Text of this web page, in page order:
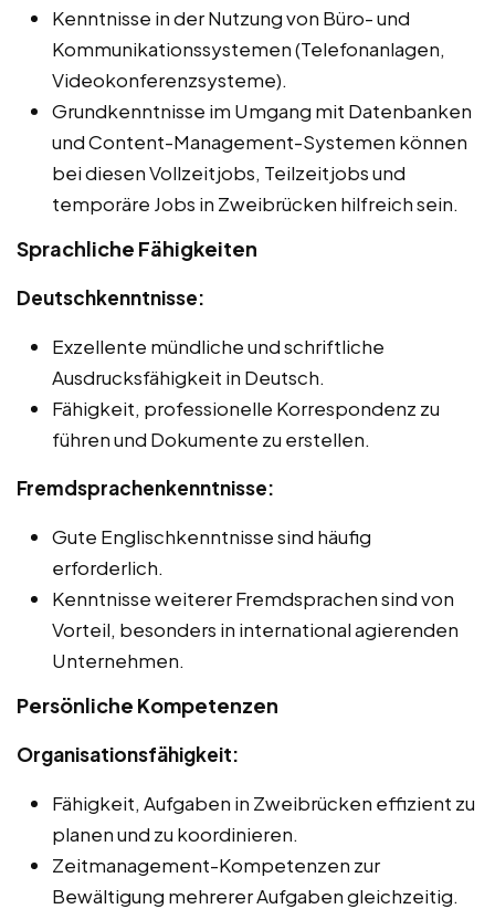
Kenntnisse in der Nutzung von Büro- und
Kommunikationssystemen (Telefonanlagen,
Videokonferenzsysteme).
Grundkenntnisse im Umgang mit Datenbanken
und Content-Management-Systemen können
bei diesen Vollzeitjobs, Teilzeitjobs und
temporäre Jobs in Zweibrücken hilfreich sein.
Sprachliche Fähigkeiten
Deutschkenntnisse:
Exzellente mündliche und schriftliche
Ausdrucksfähigkeit in Deutsch.
Fähigkeit, professionelle Korrespondenz zu
führen und Dokumente zu erstellen.
Fremdsprachenkenntnisse:
Gute Englischkenntnisse sind häufig
erforderlich.
Kenntnisse weiterer Fremdsprachen sind von
Vorteil, besonders in international agierenden
Unternehmen.
Persönliche Kompetenzen
Organisationsfähigkeit:
Fähigkeit, Aufgaben in Zweibrücken effizient zu
planen und zu koordinieren.
Zeitmanagement-Kompetenzen zur
Bewältigung mehrerer Aufgaben gleichzeitig.